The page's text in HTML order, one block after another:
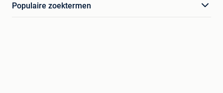
Populaire zoektermen